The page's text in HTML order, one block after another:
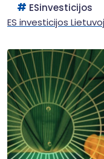
ESinvesticijos
ES investicijos